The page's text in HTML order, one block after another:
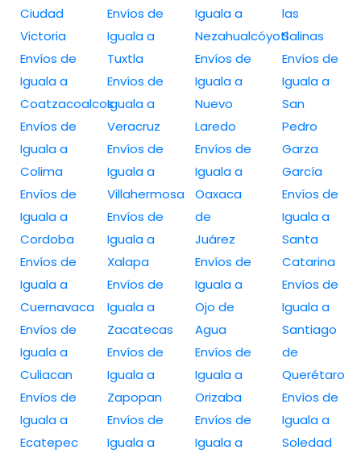
Ciudad
Victoria
Envíos de
Iguala a
Coatzacoalcos
Envíos de
Iguala a
Colima
Envíos de
Iguala a
Cordoba
Envíos de
Iguala a
Cuernavaca
Envíos de
Iguala a
Culiacan
Envíos de
Iguala a
Ecatepec
Envíos de
Iguala a
Tuxtla
Envíos de
Iguala a
Veracruz
Envíos de
Iguala a
Villahermosa
Envíos de
Iguala a
Xalapa
Envíos de
Iguala a
Zacatecas
Envíos de
Iguala a
Zapopan
Envíos de
Iguala a
Iguala a
Nezahualcóyotl
Envíos de
Iguala a
Nuevo
Laredo
Envíos de
Iguala a
Oaxaca
de
Juárez
Envíos de
Iguala a
Ojo de
Agua
Envíos de
Iguala a
Orizaba
Envíos de
Iguala a
las
Salinas
Envíos de
Iguala a
San
Pedro
Garza
García
Envíos de
Iguala a
Santa
Catarina
Envíos de
Iguala a
Santiago
de
Querétaro
Envíos de
Iguala a
Soledad